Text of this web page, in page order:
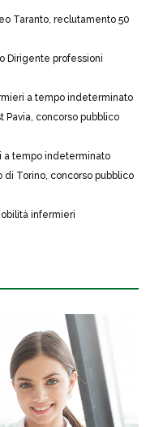
Taranto, reclutamento 50
Dirigente professioni
a tempo indeterminato
Pavia, concorso pubblico
a tempo indeterminato
di Torino, concorso pubblico
infermieri